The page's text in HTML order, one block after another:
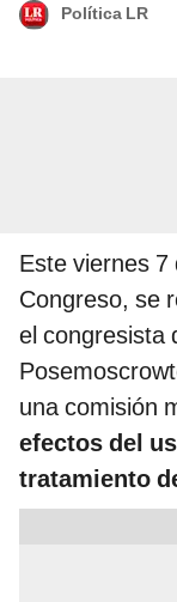
Política LR
Este viernes
Congreso, se
el congresista
una comisión
efectos del
tratamiento